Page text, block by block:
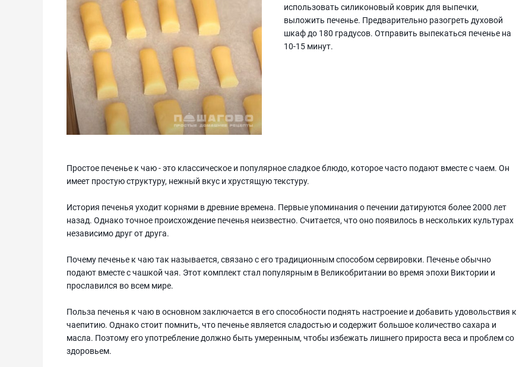
использовать силиконовый коврик для выпечки,
выложить печенье. Предварительно разогреть духовой
шкаф до 180 градусов. Отправить выпекаться печенье на
10-15 минут.
Простое печенье к чаю - это классическое и популярное сладкое блюдо, которое часто подают вместе с чаем. Он
имеет простую структуру, нежный вкус и хрустящую текстуру.
История печенья уходит корнями в древние времена. Первые упоминания о печении датируются более 2000 лет
назад. Однако точное происхождение печенья неизвестно. Считается, что оно появилось в нескольких культурах
независимо друг от друга.
Почему печенье к чаю так называется, связано с его традиционным способом сервировки. Печенье обычно
подают вместе с чашкой чая. Этот комплект стал популярным в Великобритании во время эпохи Виктории и
прославился во всем мире.
Польза печенья к чаю в основном заключается в его способности поднять настроение и добавить удовольствия к
чаепитию. Однако стоит помнить, что печенье является сладостью и содержит большое количество сахара и
масла. Поэтому его употребление должно быть умеренным, чтобы избежать лишнего прироста веса и проблем со
здоровьем.